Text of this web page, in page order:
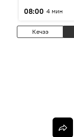
08:00 4 мин
Кечээ